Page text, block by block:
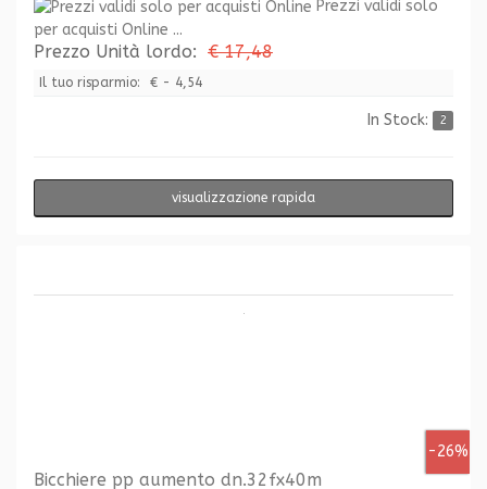
Prezzi validi solo
per acquisti Online ...
Prezzo Unità lordo: € 17,48
Il tuo risparmio: € - 4,54
In Stock: 2
visualizzazione rapida
-26%
Bicchiere pp aumento dn.32fx40m